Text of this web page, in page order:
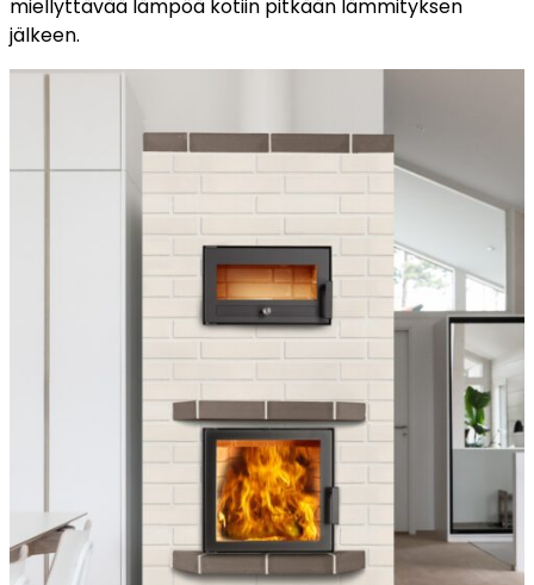
miellyttävää lämpöä kotiin pitkään lämmityksen
jälkeen.